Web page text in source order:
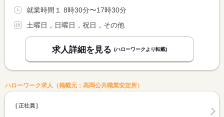
就業時間１ 8時30分〜17時30分
土曜日，日曜日，祝日，その他
求人詳細を見る (ハローワークより転載)
ハローワーク求人（掲載元：高岡公共職業安定所）
正社員